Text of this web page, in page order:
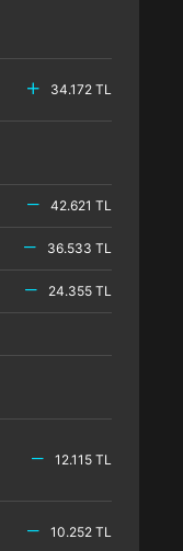
34.172 TL
42.621 TL
36.533 TL
24.355 TL
12.115 TL
10.252 TL